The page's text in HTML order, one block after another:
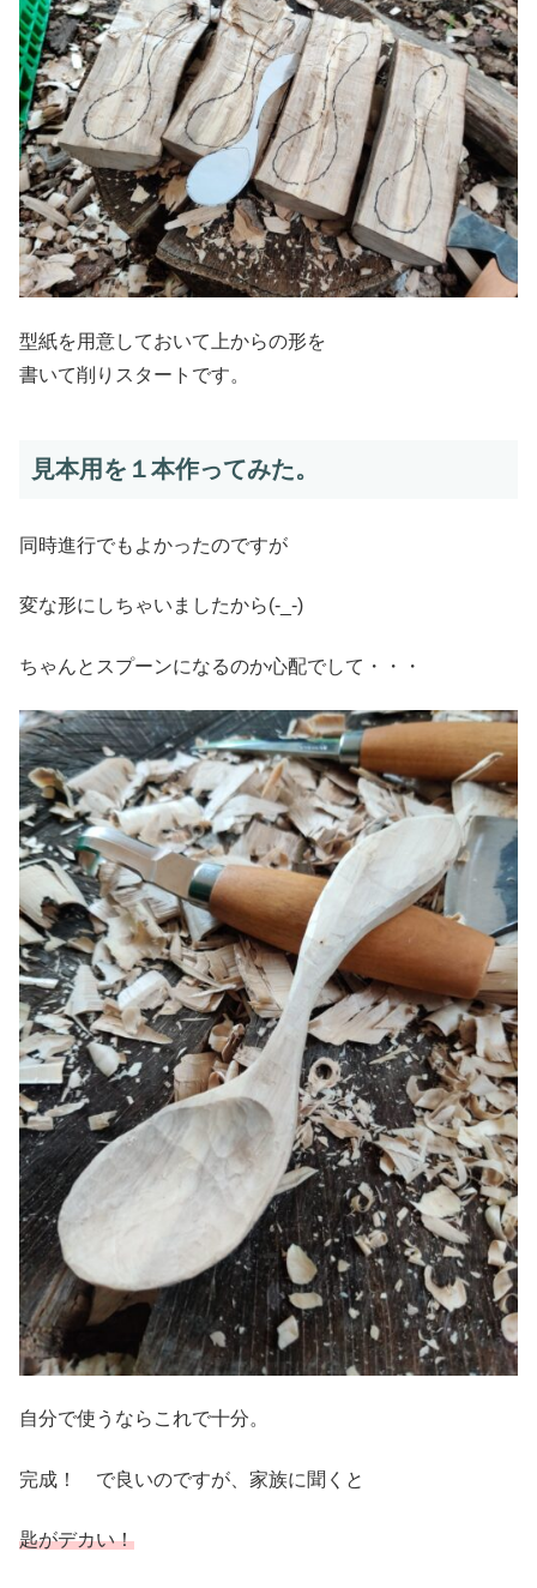
型紙を用意しておいて上からの形を
書いて削りスタートです。
見本用を１本作ってみた。
同時進行でもよかったのですが
変な形にしちゃいましたから(-_-)
ちゃんとスプーンになるのか心配でして・・・
自分で使うならこれで十分。
完成！ で良いのですが、家族に聞くと
匙がデカい！